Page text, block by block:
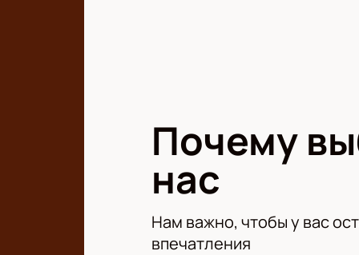
Почему
нас
Нам важно, чтобы у вас
впечатления